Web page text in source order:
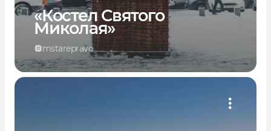
«Костел Святого
Миколая»
mstarepravo